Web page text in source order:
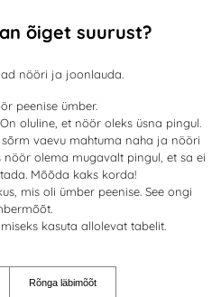
õiget suurust?
nööri ja joonlauda.
peenise ümber.
oluline, et nöör oleks üsna pingul.
vaevu mahtuma naha ja nööri
nöör olema mugavalt pingul, et sa ei
Mõõda kaks korda!
mis oli ümber peenise. See ongi
kasuta allolevat tabelit.
Rõnga läbimõõt